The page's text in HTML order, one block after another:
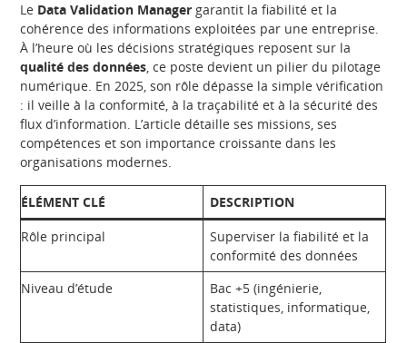
Le Data Validation Manager garantit la fiabilité et la
cohérence des informations exploitées par une entreprise.
À l’heure où les décisions stratégiques reposent sur la
qualité des données, ce poste devient un pilier du pilotage
numérique. En 2025, son rôle dépasse la simple vérification
: il veille à la conformité, à la traçabilité et à la sécurité des
flux d’information. L’article détaille ses missions, ses
compétences et son importance croissante dans les
organisations modernes.
ÉLÉMENT CLÉ
DESCRIPTION
Rôle principal
Superviser la fiabilité et la
conformité des données
Niveau d’étude
Bac +5 (ingénierie,
statistiques, informatique,
data)